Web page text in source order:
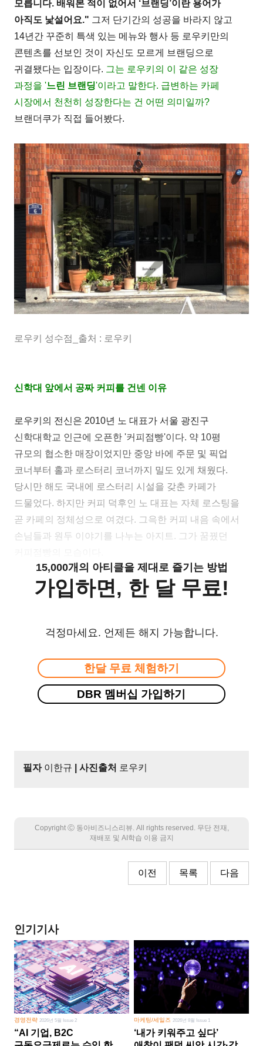
모릅니다. 배워본 적이 없어서 ‘브랜딩’이란 용어가
아직도 낯설어요." 그저 단기간의 성공을 바라지 않고
14년간 꾸준히 특색 있는 메뉴와 행사 등 로우키만의
콘텐츠를 선보인 것이 자신도 모르게 브랜딩으로
귀결됐다는 입장이다. 그는 로우키의 이 같은 성장
과정을 '느린 브랜딩'이라고 말한다. 급변하는 카페
시장에서 천천히 성장한다는 건 어떤 의미일까?
브랜더쿠가 직접 들어봤다.
로우키 성수점_출처 : 로우키
신학대 앞에서 공짜 커피를 건넨 이유
로우키의 전신은 2010년 노 대표가 서울 광진구
신학대학교 인근에 오픈한 '커피점빵'이다. 약 10평
규모의 협소한 매장이었지만 중앙 바에 주문 및 픽업
코너부터 홀과 로스터리 코너까지 밀도 있게 채웠다.
당시만 해도 국내에 로스터리 시설을 갖춘 카페가
드물었다. 하지만 커피 덕후인 노 대표는 자체 로스팅을
곧 카페의 정체성으로 여겼다. 그윽한 커피 내음 속에서
손님들과 원두 이야기를 나누는 아지트. 그가 꿈꿨던
15,000개의 아티클을 제대로 즐기는 방법
가입하면, 한 달 무료!
걱정마세요. 언제든 해지 가능합니다.
한달 무료 체험하기
DBR 멤버십 가입하기
필자 이한규 | 사진출처 로우키
Copyright Ⓒ 동아비즈니스리뷰. All rights reserved. 무단 전재,
재배포 및 AI학습 이용 금지
이전 목록 다음
인기기사
경영전략 2026년 5월 Issue 2
“AI 기업, B2C
마케팅/세일즈 2026년 8월 Issue 1
‘내가 키워주고 싶다’